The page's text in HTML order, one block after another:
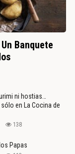
Banquete
ni hostias…
en La Cocina de
138
Papas